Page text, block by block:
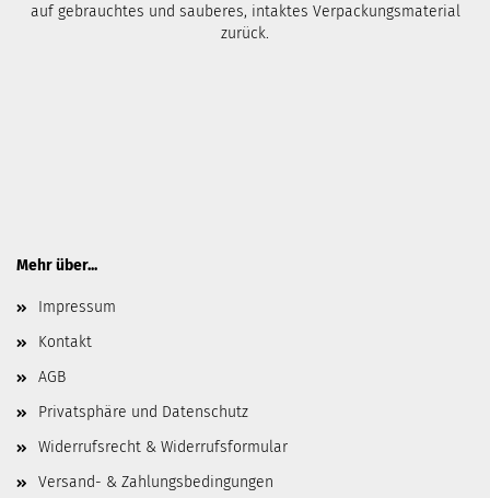
auf gebrauchtes und sauberes, intaktes Verpackungsmaterial
zurück.
Mehr über...
Impressum
Kontakt
AGB
Privatsphäre und Datenschutz
Widerrufsrecht & Widerrufsformular
Versand- & Zahlungsbedingungen